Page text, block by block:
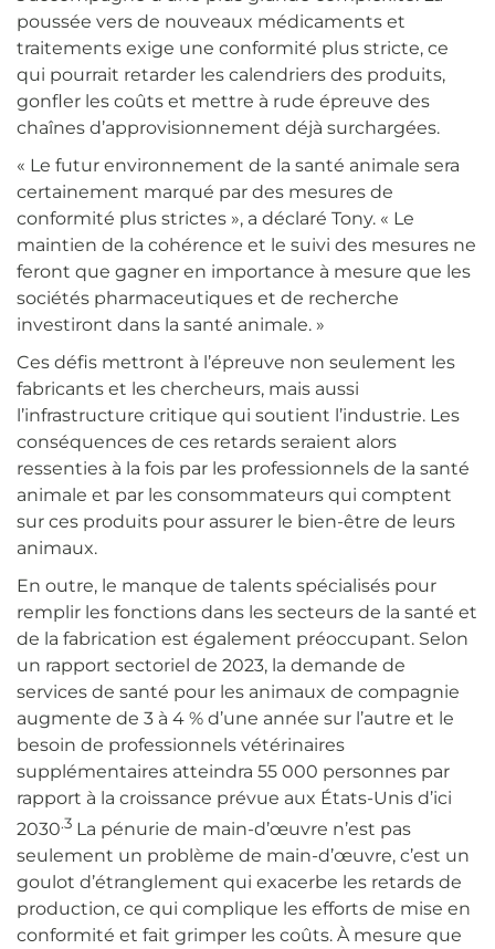
poussée vers de nouveaux médicaments et
traitements exige une conformité plus stricte, ce
qui pourrait retarder les calendriers des produits,
gonfler les coûts et mettre à rude épreuve des
chaînes d’approvisionnement déjà surchargées.
« Le futur environnement de la santé animale sera
certainement marqué par des mesures de
conformité plus strictes », a déclaré Tony. « Le
maintien de la cohérence et le suivi des mesures ne
feront que gagner en importance à mesure que les
sociétés pharmaceutiques et de recherche
investiront dans la santé animale. »
Ces défis mettront à l’épreuve non seulement les
fabricants et les chercheurs, mais aussi
l’infrastructure critique qui soutient l’industrie. Les
conséquences de ces retards seraient alors
ressenties à la fois par les professionnels de la santé
animale et par les consommateurs qui comptent
sur ces produits pour assurer le bien-être de leurs
animaux.
En outre, le manque de talents spécialisés pour
remplir les fonctions dans les secteurs de la santé et
de la fabrication est également préoccupant. Selon
un rapport sectoriel de 2023, la demande de
services de santé pour les animaux de compagnie
augmente de 3 à 4 % d’une année sur l’autre et le
besoin de professionnels vétérinaires
supplémentaires atteindra 55 000 personnes par
rapport à la croissance prévue aux États-Unis d’ici
2030.3 La pénurie de main-d’œuvre n’est pas
seulement un problème de main-d’œuvre, c’est un
goulot d’étranglement qui exacerbe les retards de
production, ce qui complique les efforts de mise en
conformité et fait grimper les coûts. À mesure que